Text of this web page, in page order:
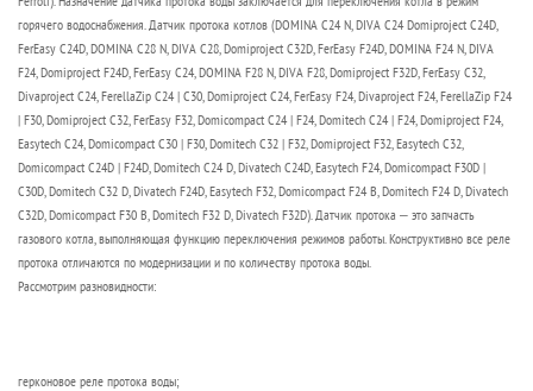
горячего водоснабжения. Датчик протока котлов (DOMINA C24 N, DIVA C24 Domiproject C24D,
FerEasy C24D, DOMINA C28 N, DIVA C28, Domiproject C32D, FerEasy F24D, DOMINA F24 N, DIVA
F24, Domiproject F24D, FerEasy C24, DOMINA F28 N, DIVA F28, Domiproject F32D, FerEasy C32,
Divaproject C24, FerellaZip C24 | C30, Domiproject C24, FerEasy F24, Divaproject F24, FerellaZip F24
| F30, Domiproject C32, FerEasy F32, Domicompact C24 | F24, Domitech C24 | F24, Domiproject F24,
Easytech C24, Domicompact C30 | F30, Domitech C32 | F32, Domiproject F32, Easytech C32,
Domicompact C24D | F24D, Domitech C24 D, Divatech C24D, Easytech F24, Domicompact F30D |
C30D, Domitech C32 D, Divatech F24D, Easytech F32, Domicompact F24 B, Domitech F24 D, Divatech
C32D, Domicompact F30 B, Domitech F32 D, Divatech F32D). Датчик протока – это запчасть
газового котла, выполняющая функцию переключения режимов работы. Конструктивно все реле
протока отличаются по модернизации и по количеству протока воды.
Рассмотрим разновидности:
герконовое реле протока воды;